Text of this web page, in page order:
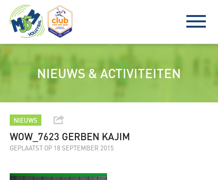
NIEUWS & ACTIVITEITEN
NIEUWS
WOW_7623 GERBEN KAJIM
GEPLAATST OP 18 SEPTEMBER 2015